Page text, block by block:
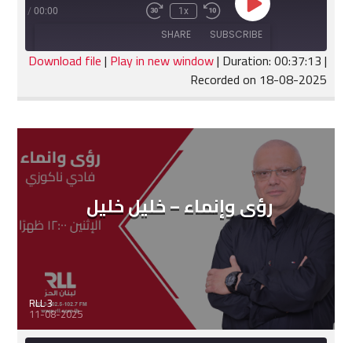
Play
Episode
Rewind
10
Seconds
1x
Fast
seconds
00:00
/
SUBSCRIBE
SHARE
RSS FEED
SHARE
EMBED
Download file| Play in new window| Duration: 00:37:13|
Recorded on 18-08-2025
رؤى وإنماء – خليل خليل
RLL 3
11-08-2025